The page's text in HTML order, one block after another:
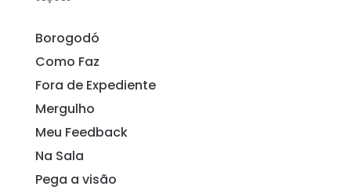
Borogodó
Como Faz
Fora de Expediente
Mergulho
Meu Feedback
Na Sala
Pega a visão